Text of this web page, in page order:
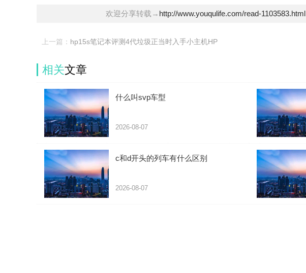
欢迎分享转载→ http://www.youqulife.com/read-1103583.html
上一篇： hp15s笔记本评测4代垃圾正当时入手小主机HP
相关文章
什么叫svp车型
2026-08-07
c和d开头的列车有什么区别
2026-08-07